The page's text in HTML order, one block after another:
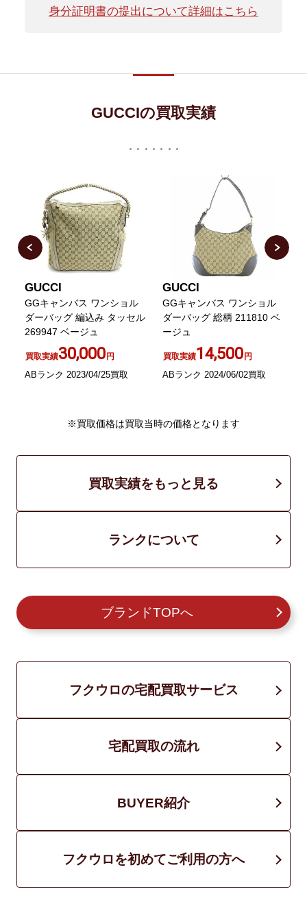
身分証明書の提出について詳細はこちら
GUCCIの買取実績
GUCCI
GGキャンバス ワンショル
ダーバッグ 編込み タッセル
269947 ベージュ
買取実績30,000円
ABランク 2023/04/25買取
GUCCI
GGキャンバス ワンショル
ダーバッグ 総柄 211810 ベ
ージュ
買取実績14,500円
ABランク 2024/06/02買取
※買取価格は買取当時の価格となります
買取実績をもっと見る
ランクについて
ブランドTOPへ
フクウロの宅配買取サービス
宅配買取の流れ
BUYER紹介
フクウロを初めてご利用の方へ